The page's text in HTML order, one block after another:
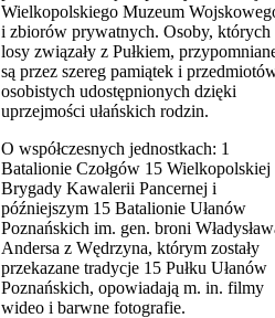
Wielkopolskiego Muzeum
i zbiorów prywatnych. Osoby, których
losy związały z Pułkiem,
są przez szereg pamiątek i
osobistych udostępnionych dzięki
uprzejmości ułańskich rodzin.
O współczesnych jednostkach: 1
Batalionie Czołgów 15 Wielkopolskiej
Brygady Kawalerii Pancernej i
późniejszym 15 Batalionie Ułanów
Poznańskich im. gen. broni
Andersa z Wędrzyna, którym zostały
przekazane tradycje 15 Pułku Ułanów
Poznańskich, opowiadają m. in. filmy
wideo i barwne fotografie.